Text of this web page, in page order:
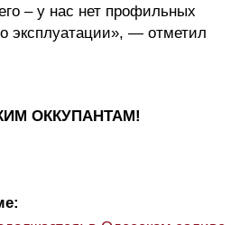
– у нас нет профильных
эксплуатации», — отметил
ОККУПАНТАМ!